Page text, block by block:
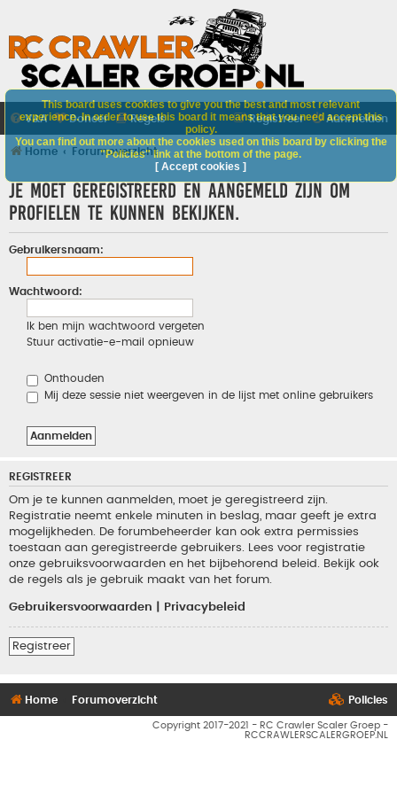
V&A Doneer Regels Aanmelden
Registreer
Home Forumoverzicht
Je moet geregistreerd en aangemeld zijn om
profielen te kunnen bekijken.
Gebruikersnaam:
Wachtwoord:
Ik ben mijn wachtwoord vergeten
Stuur activatie-e-mail opnieuw
Onthouden
Mij deze sessie niet weergeven in de lijst met online gebruikers
REGISTREER
Om je te kunnen aanmelden, moet je geregistreerd zijn.
Registratie neemt enkele minuten in beslag, maar geeft je extra
mogelijkheden. De forumbeheerder kan ook extra permissies
toestaan aan geregistreerde gebruikers. Lees voor registratie
onze gebruiksvoorwaarden en het bijbehorend beleid. Bekijk ook
de regels als je gebruik maakt van het forum.
Gebruikersvoorwaarden Privacybeleid
Registreer
This board uses cookies to give you the best and most relevant
experience. In order to use this board it means that you need accept this
policy.
You can find out more about the cookies used on this board by clicking the
"Policies" link at the bottom of the page.
[ Accept cookies ]
Home Forumoverzicht Policies
Copyright 2017-2021 - RC Crawler Scaler Groep -
RCCRAWLERSCALERGROEP.NL